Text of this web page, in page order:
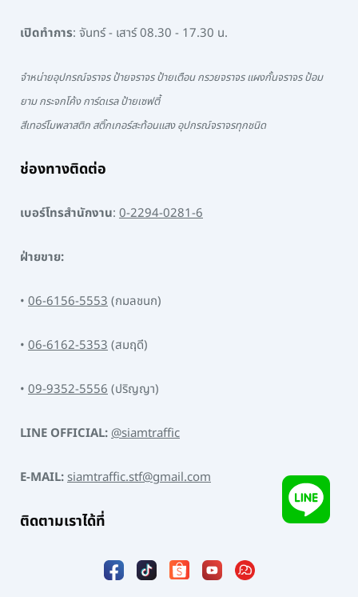
เปิดทำการ: จันทร์ - เสาร์ 08.30 - 17.30 น.
จำหน่ายอุปกรณ์จราจร ป้ายจราจร ป้ายเตือน กรวยจราจร แผงกั้นจราจร ป้อม
ยาม กระจกโค้ง การ์ดเรล ป้ายเซฟตี้
สีเทอร์โมพลาสติก สติ๊กเกอร์สะท้อนแสง อุปกรณ์จราจรทุกชนิด
ช่องทางติดต่อ
เบอร์โทรสำนักงาน: 0-2294-0281-6
ฝ่ายขาย:
• 06-6156-5553(กมลชนก)
• 06-6162-5353(สมฤดี)
• 09-9352-5556(ปริญญา)
LINE OFFICIAL:@siamtraffic
E-MAIL:siamtraffic.stf@gmail.com
ติดตามเราได้ที่